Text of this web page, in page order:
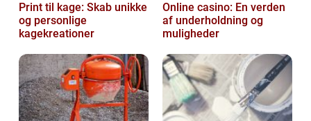
Print til kage: Skab unikke
og personlige
kagekreationer
Online casino: En verden
af underholdning og
muligheder